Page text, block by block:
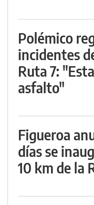
Polémico
incidentes
Ruta 7:
asfalto"
Figueroa
días se
10 km de la